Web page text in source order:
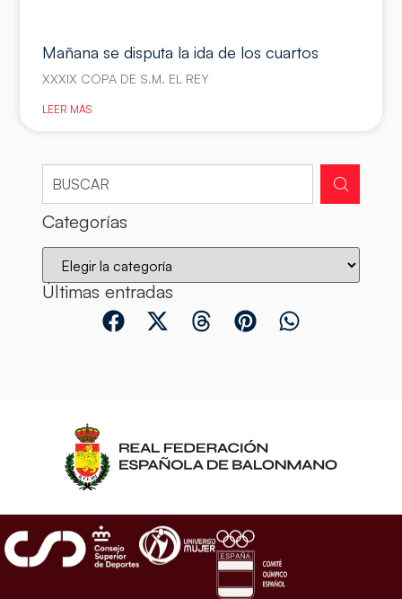
Mañana se disputa la ida de los cuartos
XXXIX COPA DE S.M. EL REY
LEER MÁS
Categorías
Últimas entradas